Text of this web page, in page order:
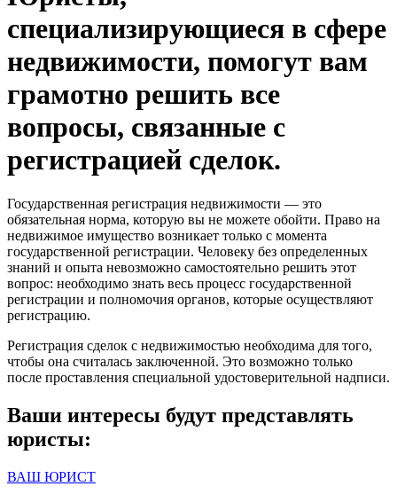
специализирующиеся в сфере
недвижимости, помогут вам
грамотно решить все
вопросы, связанные с
регистрацией сделок.
Государственная регистрация недвижимости — это
обязательная норма, которую вы не можете обойти. Право на
недвижимое имущество возникает только с момента
государственной регистрации. Человеку без определенных
знаний и опыта невозможно самостоятельно решить этот
вопрос: необходимо знать весь процесс государственной
регистрации и полномочия органов, которые осуществляют
регистрацию.
Регистрация сделок с недвижимостью необходима для того,
чтобы она считалась заключенной. Это возможно только
после проставления специальной удостоверительной надписи.
Ваши интересы будут представлять
юристы:
ВАШ ЮРИСТ